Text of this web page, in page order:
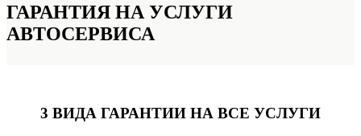
ГАРАНТИЯ НА УСЛУГИ
АВТОСЕРВИСА
3 ВИДА ГАРАНТИИ НА ВСЕ УСЛУГИ